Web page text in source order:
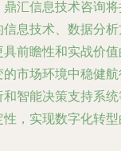
汇信息技术咨询
息技术、数据分
前瞻性和实战价
市场环境中稳健
智能决策支持系
，实现数字化转型